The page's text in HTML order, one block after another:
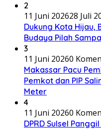
2
11 Juni 202628 Juli
Dukung Kota Hijau,
Budaya Pilah
3
11 Juni 20260
Makassar Pacu
Pemkot dan PIP
Meter
4
11 Juni 20260
DPRD Sulsel